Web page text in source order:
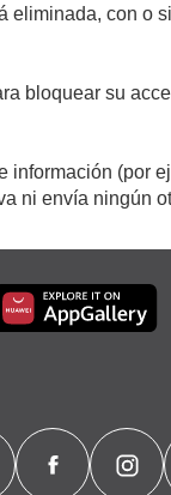
con o
bloquear su
(por
ni envía ningún